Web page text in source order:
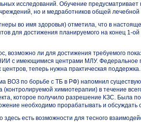
исследований. Обучение предусматривает
но и медработников общей
во имя здоровья) отметила, что в
для достижения планируемого на конец 1-ой
возможно ли для достижения требуемого
с имеющимися центрами МЛУ. Федеральное
теперь нужна практическая поддержка.
ВОЗ по борьбе с ТБ в РФ) напомнил
химиотерапии) в течение
которое получило разрешение КЗС. Была
необходимо прорабатывать и обсуждать
здесь есть возможности для тесного